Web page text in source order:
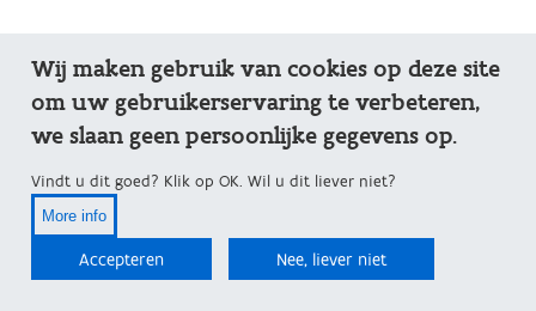
Wij maken gebruik van cookies op deze site
om uw gebruikerservaring te verbeteren,
we slaan geen persoonlijke gegevens op.
Vindt u dit goed? Klik op OK. Wil u dit liever niet?
More info
Accepteren Nee, liever niet